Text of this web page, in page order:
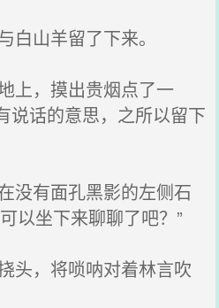
山羊留了下来。
上，摸出贵烟点了一
说话的意思，之所以留下
没有面孔黑影的左侧石
以坐下来聊聊了吧？”
头，将唢呐对着林言吹